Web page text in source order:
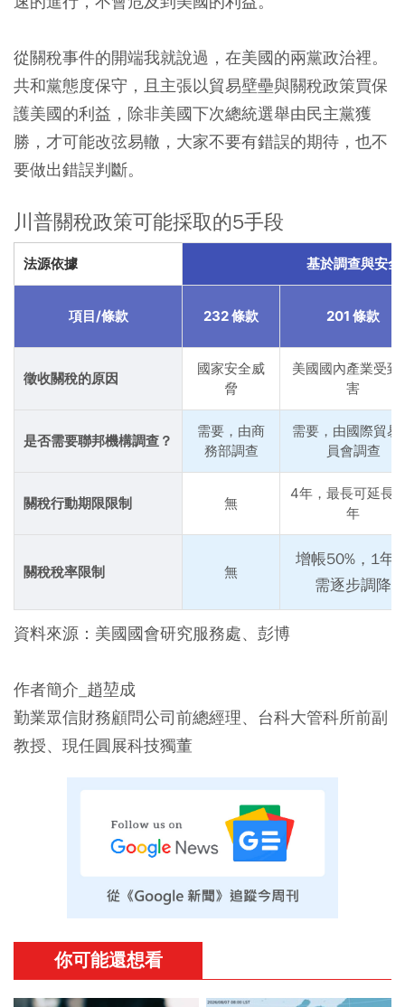
從關稅事件的開端我就說過，在美國的兩黨政治裡。
共和黨態度保守，且主張以貿易壁壘與關稅政策買保
護美國的利益，除非美國下次總統選舉由民主黨獲
勝，才可能改弦易轍，大家不要有錯誤的期待，也不
要做出錯誤判斷。
川普關稅政策可能採取的5手段
法源依據 基於調查與安全
項目/條款 232 條款 201 條款
徵收關稅的原因
國家安全威
脅
美國國內產業受到
害
是否需要聯邦機構調查？
需要，由商
務部調查
需要，由國際貿易
員會調查
關稅行動期限限制 無
4年，最長可延長
年
關稅稅率限制 無
增帳50%，1年
需逐步調降
資料來源：美國國會研究服務處、彭博
作者簡介_趙堃成
勤業眾信財務顧問公司前總經理、台科大管科所前副
教授、現任圓展科技獨董